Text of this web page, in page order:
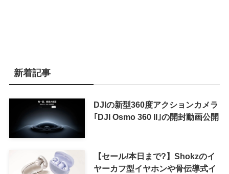
新着記事
DJIの新型360度アクションカメラ
｢DJI Osmo 360 II｣の開封動画公開
【セール/本日まで?】Shokzのイ
ヤーカフ型イヤホンや骨伝導式イ